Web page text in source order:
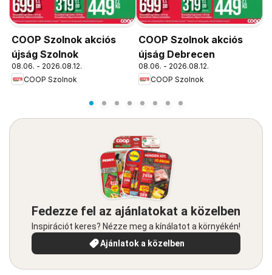
COOP Szolnok akciós
újság Szolnok
08.06. - 2026.08.12.
COOP Szolnok
COOP Szolnok akciós
újság Debrecen
08.06. - 2026.08.12.
COOP Szolnok
Fedezze fel az ajánlatokat a közelben
Inspirációt keres? Nézze meg a kínálatot a környékén!
Ajánlatok a közelben